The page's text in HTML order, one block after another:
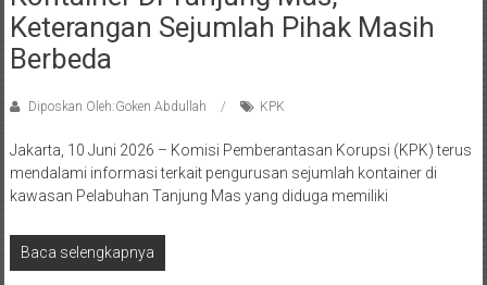
Keterangan Sejumlah Pihak Masih
Berbeda
Diposkan Oleh:Goken Abdullah KPK
Jakarta, 10 Juni 2026 – Komisi Pemberantasan Korupsi (KPK) terus
mendalami informasi terkait pengurusan sejumlah kontainer di
kawasan Pelabuhan Tanjung Mas yang diduga memiliki
Baca selengkapnya